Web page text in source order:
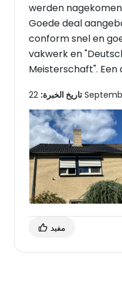
werden
Goede deal
conform snel en
vakwerk en
Meisterschaft".
تاريخ الخبرة: 22
مفيد